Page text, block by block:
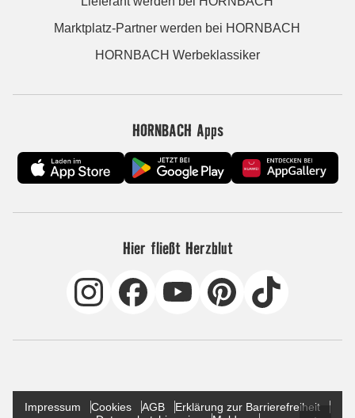
Marktplatz-Partner werden bei HORNBACH
HORNBACH Werbeklassiker
HORNBACH Apps
Hier fließt Herzblut
Impressum Cookies AGB
Erklärung zur Barrierefreiheit